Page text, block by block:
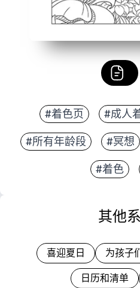
#着色页 #成人
#所有年龄段 #冥想
#着色
其他
喜迎夏日 为孩子
日历和清单